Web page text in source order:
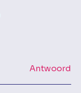
Antwoord